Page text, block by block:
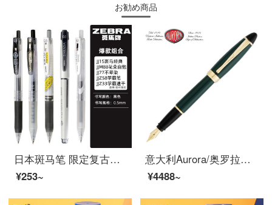
お勧め商品
日本斑马笔 限定复古色笔ins高颜值学生中性笔 0.5限定网红按动黑水笔芯考试刷题专用套装文具用品 精选推荐*5支装
¥253~
意大利Aurora/奥罗拉钢笔Ipsilon意普西伦B11镀金笔生日礼物送礼进口礼盒装商务男女签字笔 绿色金夹 M
¥4488~